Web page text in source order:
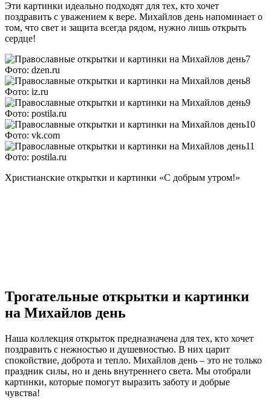
Эти картинки идеально подходят для тех, кто хочет
поздравить с уважением к вере. Михайлов день напоминает о
том, что свет и защита всегда рядом, нужно лишь открыть
сердце!
Фото: dzen.ru
Фото: iz.ru
Фото: postila.ru
Фото: vk.com
Фото: postila.ru
Христианские открытки и картинки «С добрым утром!»
Трогательные открытки и картинки
на Михайлов день
Наша коллекция открыток предназначена для тех, кто хочет
поздравить с нежностью и душевностью. В них царит
спокойствие, доброта и тепло. Михайлов день – это не только
праздник силы, но и день внутреннего света. Мы отобрали
картинки, которые помогут выразить заботу и добрые
чувства!